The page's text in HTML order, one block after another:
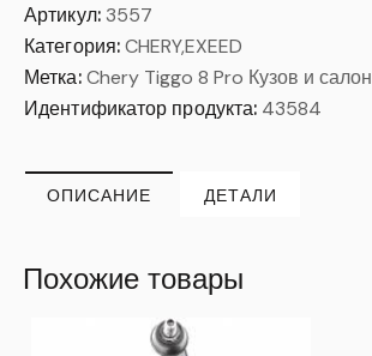
Артикул: 3557
Категория:CHERY,EXEED
Метка: Chery Tiggo 8 Pro Кузов и салон
Идентификатор продукта: 43584
ОПИСАНИЕ ДЕТАЛИ
Похожие товары